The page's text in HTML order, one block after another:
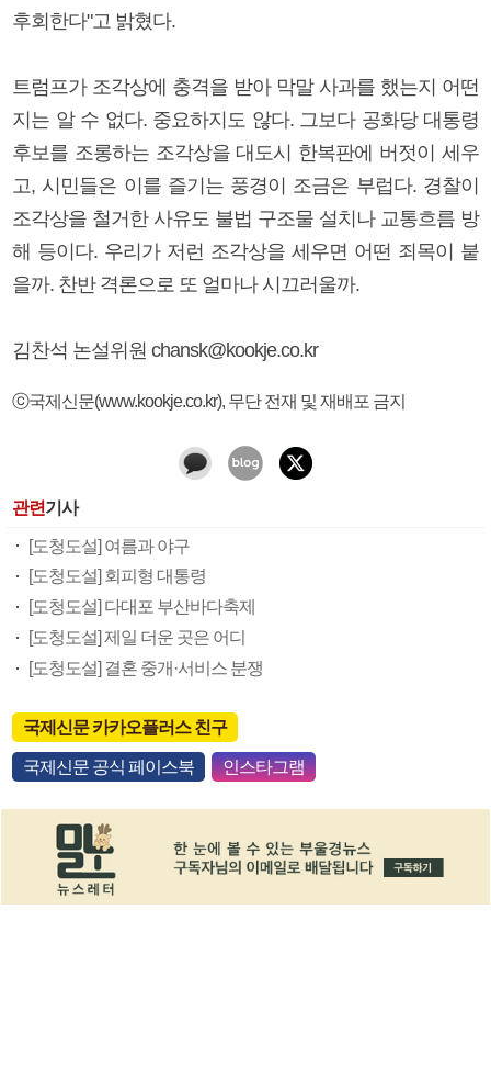
후회한다"고 밝혔다.
트럼프가 조각상에 충격을 받아 막말 사과를 했는지 어떤
지는 알 수 없다. 중요하지도 않다. 그보다 공화당 대통령
후보를 조롱하는 조각상을 대도시 한복판에 버젓이 세우
고, 시민들은 이를 즐기는 풍경이 조금은 부럽다. 경찰이
조각상을 철거한 사유도 불법 구조물 설치나 교통흐름 방
해 등이다. 우리가 저런 조각상을 세우면 어떤 죄목이 붙
을까. 찬반 격론으로 또 얼마나 시끄러울까.
김찬석 논설위원 chansk@kookje.co.kr
ⓒ국제신문(www.kookje.co.kr), 무단 전재 및 재배포 금지
관련기사
[도청도설] 여름과 야구
[도청도설] 회피형 대통령
[도청도설] 다대포 부산바다축제
[도청도설] 제일 더운 곳은 어디
[도청도설] 결혼 중개·서비스 분쟁
국제신문 카카오플러스 친구
국제신문 공식 페이스북 인스타그램